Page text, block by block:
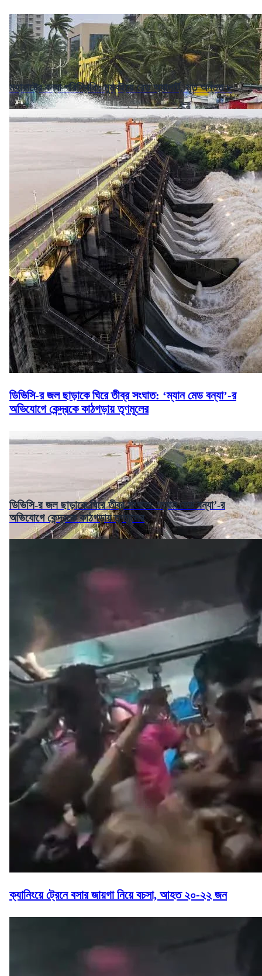
মহারাষ্ট্রে বন্যা পরিস্থিতি: মুম্বইয়ে রেড অ্যালার্ট, মৃত অন্তত ৮
ডিভিসি-র জল ছাড়াকে ঘিরে তীব্র সংঘাত: ‘ম্যান মেড বন্যা’-র
অভিযোগে কেন্দ্রকে কাঠগড়ায় তৃণমূলের
ডিভিসি-র জল ছাড়াকে ঘিরে তীব্র সংঘাত: ‘ম্যান মেড বন্যা’-র
অভিযোগে কেন্দ্রকে কাঠগড়ায় তৃণমূলের
ক্যানিংয়ে ট্রেনে বসার জায়গা নিয়ে বচসা, আহত ২০-২২ জন